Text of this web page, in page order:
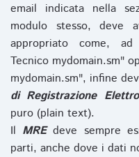
email indicata nella
modulo stesso, deve
appropriato come,
Tecnico mydomain.sm"
mydomain.sm", infine
di Registrazione
puro (plain text).
Il MREdeve sempre
parti, anche dove i dati